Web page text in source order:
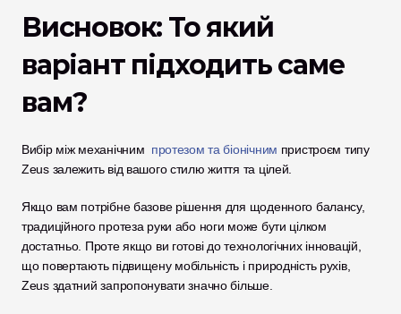
Висновок: То який
варіант підходить саме
вам?
Вибір між механічним протезом та біонічним пристроєм типу
Zeus залежить від вашого стилю життя та цілей.
Якщо вам потрібне базове рішення для щоденного балансу,
традиційного протеза руки або ноги може бути цілком
достатньо. Проте якщо ви готові до технологічних інновацій,
що повертають підвищену мобільність і природність рухів,
Zeus здатний запропонувати значно більше.